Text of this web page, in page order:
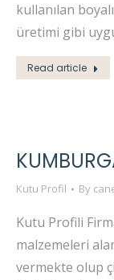
kullanılan
üretimi gibi
Read article
Kutu Profil By
Kutu Profili
malzemeleri
vermekte olup